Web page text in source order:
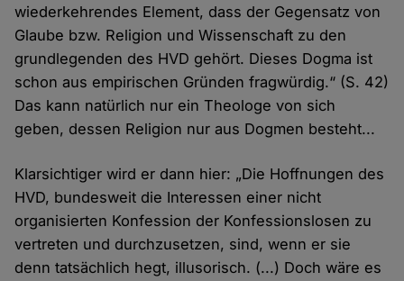
wiederkehrendes Element, dass der Gegensatz von
Glaube bzw. Religion und Wissenschaft zu den
grundlegenden des HVD gehört. Dieses Dogma ist
schon aus empirischen Gründen fragwürdig.“ (S. 42)
Das kann natürlich nur ein Theologe von sich
geben, dessen Religion nur aus Dogmen besteht...
Klarsichtiger wird er dann hier: „Die Hoffnungen des
HVD, bundesweit die Interessen einer nicht
organisierten Konfession der Konfessionslosen zu
vertreten und durchzusetzen, sind, wenn er sie
denn tatsächlich hegt, illusorisch. (...) Doch wäre es